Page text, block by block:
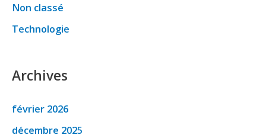
Non classé
Technologie
Archives
février 2026
décembre 2025